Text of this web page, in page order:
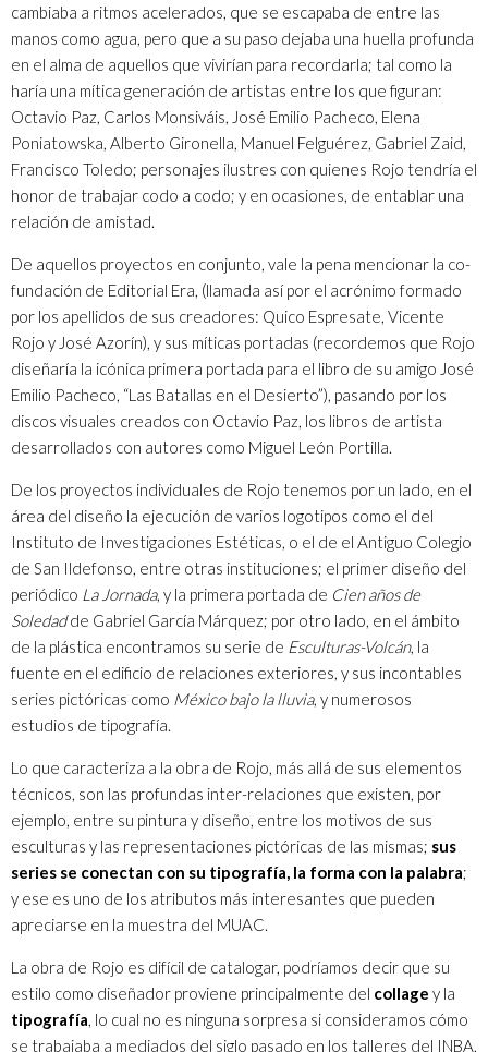
cambiaba a ritmos acelerados, que se escapaba de entre las
manos como agua, pero que a su paso dejaba una huella profunda
en el alma de aquellos que vivirían para recordarla; tal como la
haría una mítica generación de artistas entre los que figuran:
Octavio Paz, Carlos Monsiváis, José Emilio Pacheco, Elena
Poniatowska, Alberto Gironella, Manuel Felguérez, Gabriel Zaid,
Francisco Toledo; personajes ilustres con quienes Rojo tendría el
honor de trabajar codo a codo; y en ocasiones, de entablar una
relación de amistad.
De aquellos proyectos en conjunto, vale la pena mencionar la co-
fundación de Editorial Era, (llamada así por el acrónimo formado
por los apellidos de sus creadores: Quico Espresate, Vicente
Rojo y José Azorín), y sus míticas portadas (recordemos que Rojo
diseñaría la icónica primera portada para el libro de su amigo José
Emilio Pacheco, “Las Batallas en el Desierto”), pasando por los
discos visuales creados con Octavio Paz, los libros de artista
desarrollados con autores como Miguel León Portilla.
De los proyectos individuales de Rojo tenemos por un lado, en el
área del diseño la ejecución de varios logotipos como el del
Instituto de Investigaciones Estéticas, o el de el Antiguo Colegio
de San Ildefonso, entre otras instituciones; el primer diseño del
periódico La Jornada, y la primera portada de Cien años de
Soledadde Gabriel García Márquez; por otro lado, en el ámbito
de la plástica encontramos su serie de Esculturas-Volcán, la
fuente en el edificio de relaciones exteriores, y sus incontables
series pictóricas como México bajo la lluvia, y numerosos
estudios de tipografía.
Lo que caracteriza a la obra de Rojo, más allá de sus elementos
técnicos, son las profundas inter-relaciones que existen, por
ejemplo, entre su pintura y diseño, entre los motivos de sus
esculturas y las representaciones pictóricas de las mismas; sus
series se conectan con su tipografía, la forma con la palabra;
y ese es uno de los atributos más interesantes que pueden
apreciarse en la muestra del MUAC.
La obra de Rojo es difícil de catalogar, podríamos decir que su
estilo como diseñador proviene principalmente del collage y la
tipografía, lo cual no es ninguna sorpresa si consideramos cómo
se trabajaba a mediados del siglo pasado en los talleres del INBA,